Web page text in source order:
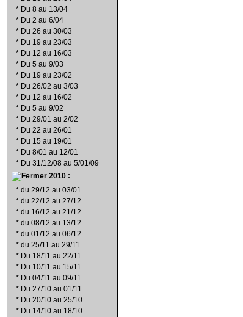
* Du 8 au 13/04
* Du 2 au 6/04
* Du 26 au 30/03
* Du 19 au 23/03
* Du 12 au 16/03
* Du 5 au 9/03
* Du 19 au 23/02
* Du 26/02 au 3/03
* Du 12 au 16/02
* Du 5 au 9/02
* Du 29/01 au 2/02
* Du 22 au 26/01
* Du 15 au 19/01
* Du 8/01 au 12/01
* Du 31/12/08 au 5/01/09
2010 :
* du 29/12 au 03/01
* du 22/12 au 27/12
* du 16/12 au 21/12
* du 08/12 au 13/12
* du 01/12 au 06/12
* du 25/11 au 29/11
* Du 18/11 au 22/11
* Du 10/11 au 15/11
* Du 04/11 au 09/11
* Du 27/10 au 01/11
* Du 20/10 au 25/10
* Du 14/10 au 18/10